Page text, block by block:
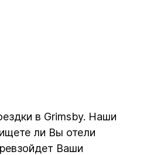
в Grimsby. Наши
ли Вы отели
Ваши